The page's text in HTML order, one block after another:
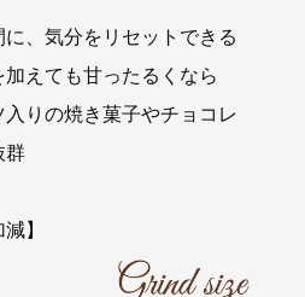
、気分をリセットできる
えても甘ったるくなら
りの焼き菓子やチョコレ
群
】